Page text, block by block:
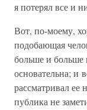
я потерял все и
Вот, по-моему,
подобающая
больше и больше
основательна; и
рассматривал ее
публика не